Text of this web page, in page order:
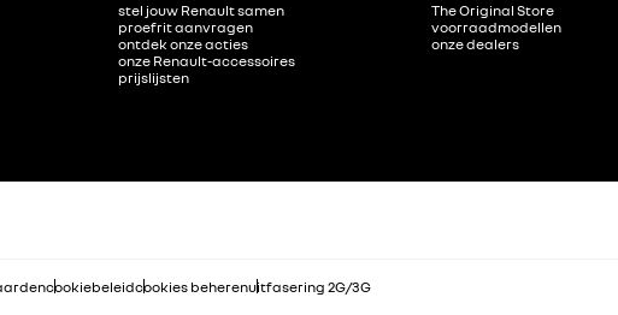
stel jouw Renault samen
proefrit aanvragen
ontdek onze acties
onze Renault-accessoires
prijslijsten
The Original Store
voorraadmodellen
onze dealers
cookiebeleidcookies beherenuitfasering 2G/3G